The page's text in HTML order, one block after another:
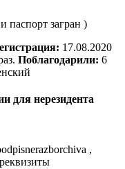
паспорт загран )
17.08.2020
Поблагодарили: 6
для нерезидента
,